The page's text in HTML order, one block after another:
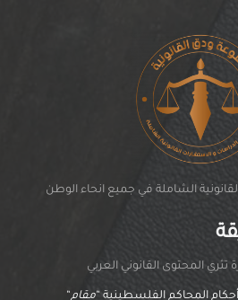
الشاملة في جميع انحاء الوطن
تثري المحتوى القانوني العربي
المحاكم الفلسطينية “مقام“